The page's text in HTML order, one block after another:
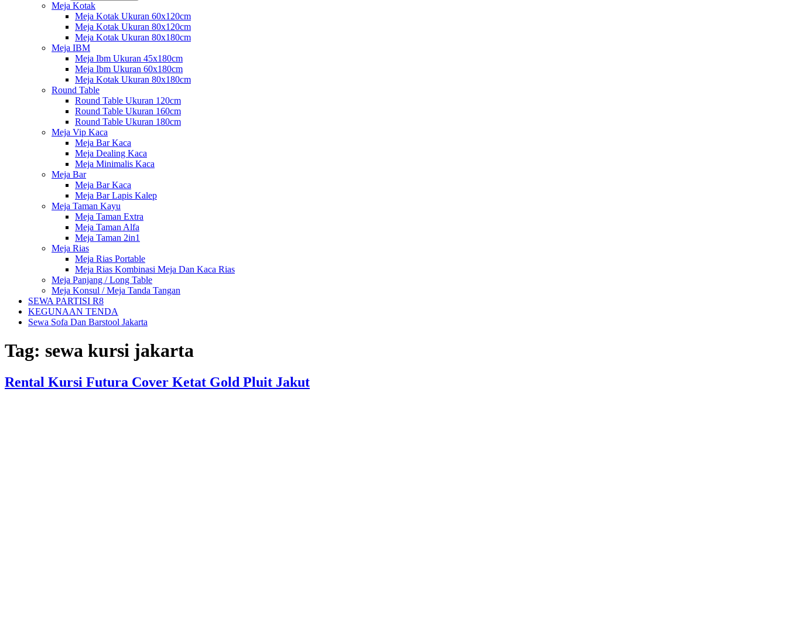
Meja Kotak
Meja Kotak Ukuran 60x120cm
Meja Kotak Ukuran 80x120cm
Meja Kotak Ukuran 80x180cm
Meja IBM
Meja Ibm Ukuran 45x180cm
Meja Ibm Ukuran 60x180cm
Meja Kotak Ukuran 80x180cm
Round Table
Round Table Ukuran 120cm
Round Table Ukuran 160cm
Round Table Ukuran 180cm
Meja Vip Kaca
Meja Bar Kaca
Meja Dealing Kaca
Meja Minimalis Kaca
Meja Bar
Meja Bar Kaca
Meja Bar Lapis Kalep
Meja Taman Kayu
Meja Taman Extra
Meja Taman Alfa
Meja Taman 2in1
Meja Rias
Meja Rias Portable
Meja Rias Kombinasi Meja Dan Kaca Rias
Meja Panjang / Long Table
Meja Konsul / Meja Tanda Tangan
SEWA PARTISI R8
KEGUNAAN TENDA
Sewa Sofa Dan Barstool Jakarta
Tag: sewa kursi jakarta
Rental Kursi Futura Cover Ketat Gold Pluit Jakut